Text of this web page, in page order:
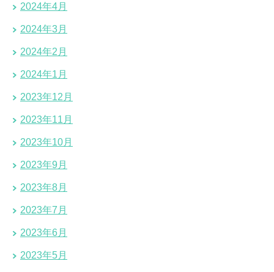
2024年4月
2024年3月
2024年2月
2024年1月
2023年12月
2023年11月
2023年10月
2023年9月
2023年8月
2023年7月
2023年6月
2023年5月